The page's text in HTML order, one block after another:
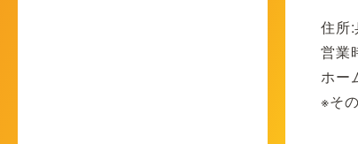
住所
営業
ホー
※そ